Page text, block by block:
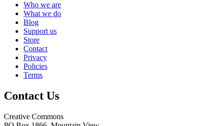
Who we are
What we do
Blog
Support us
Store
Contact
Privacy
Policies
Terms
Contact Us
Creative Commons